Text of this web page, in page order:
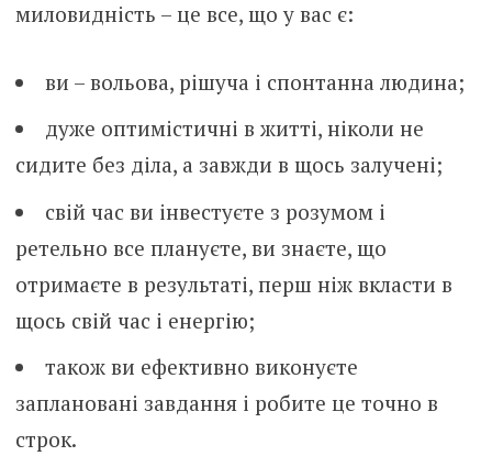
миловидність – це все, що у вас є:
ви – вольова, рішуча і спонтанна людина;
дуже оптимістичні в житті, ніколи не
сидите без діла, а завжди в щось залучені;
свій час ви інвестуєте з розумом і
ретельно все плануєте, ви знаєте, що
отримаєте в результаті, перш ніж вкласти в
щось свій час і енергію;
також ви ефективно виконуєте
заплановані завдання і робите це точно в
строк.